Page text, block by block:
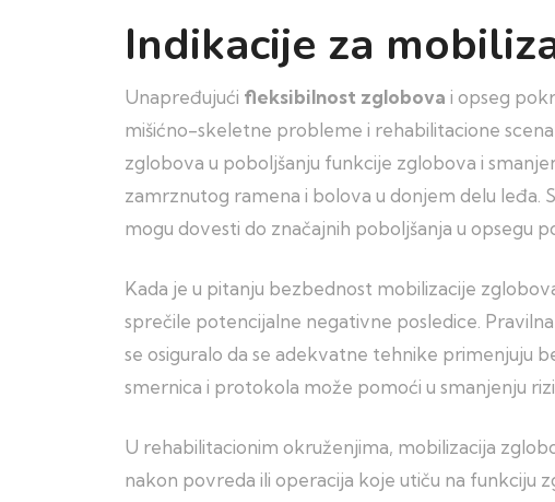
Indikacije za
Unapređujući fleksibilnost zglobova i opseg
mišićno-skeletne probleme i rehabilitacione
zglobova u poboljšanju funkcije zglobova i
zamrznutog ramena i bolova u donjem delu leđa.
mogu dovesti do značajnih poboljšanja u opsegu
Kada je u pitanju bezbednost mobilizacije
sprečile potencijalne negativne posledice.
se osiguralo da se adekvatne tehnike primenjuju
smernica i protokola može pomoći u smanjenju
U rehabilitacionim okruženjima, mobilizacija
nakon povreda ili operacija koje utiču na funkciju